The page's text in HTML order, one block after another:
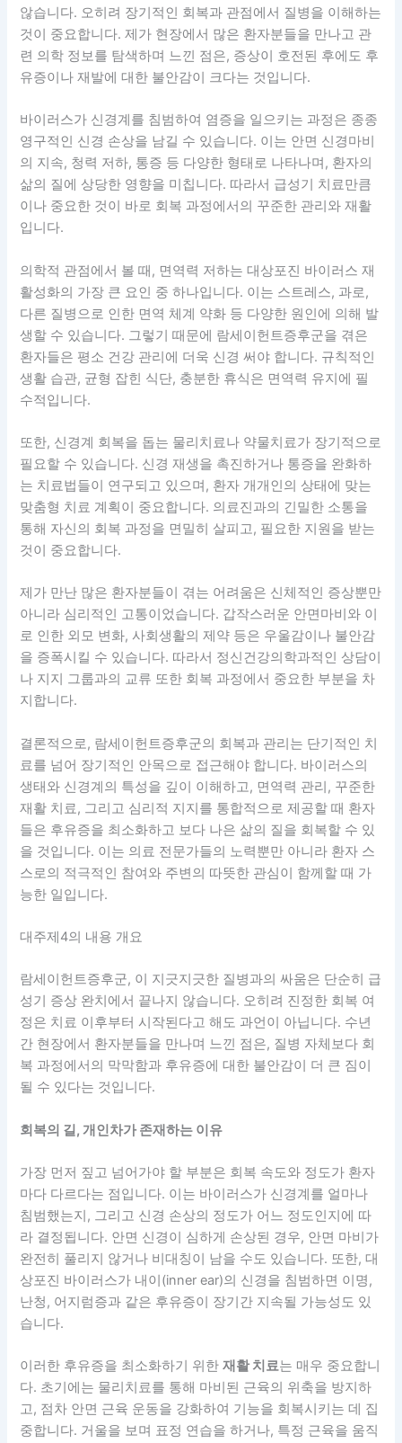
않습니다. 오히려 장기적인 회복과 관점에서 질병을 이해하는
것이 중요합니다. 제가 현장에서 많은 환자분들을 만나고 관
련 의학 정보를 탐색하며 느낀 점은, 증상이 호전된 후에도 후
유증이나 재발에 대한 불안감이 크다는 것입니다.
바이러스가 신경계를 침범하여 염증을 일으키는 과정은 종종
영구적인 신경 손상을 남길 수 있습니다. 이는 안면 신경마비
의 지속, 청력 저하, 통증 등 다양한 형태로 나타나며, 환자의
삶의 질에 상당한 영향을 미칩니다. 따라서 급성기 치료만큼
이나 중요한 것이 바로 회복 과정에서의 꾸준한 관리와 재활
입니다.
의학적 관점에서 볼 때, 면역력 저하는 대상포진 바이러스 재
활성화의 가장 큰 요인 중 하나입니다. 이는 스트레스, 과로,
다른 질병으로 인한 면역 체계 약화 등 다양한 원인에 의해 발
생할 수 있습니다. 그렇기 때문에 람세이헌트증후군을 겪은
환자들은 평소 건강 관리에 더욱 신경 써야 합니다. 규칙적인
생활 습관, 균형 잡힌 식단, 충분한 휴식은 면역력 유지에 필
수적입니다.
또한, 신경계 회복을 돕는 물리치료나 약물치료가 장기적으로
필요할 수 있습니다. 신경 재생을 촉진하거나 통증을 완화하
는 치료법들이 연구되고 있으며, 환자 개개인의 상태에 맞는
맞춤형 치료 계획이 중요합니다. 의료진과의 긴밀한 소통을
통해 자신의 회복 과정을 면밀히 살피고, 필요한 지원을 받는
것이 중요합니다.
제가 만난 많은 환자분들이 겪는 어려움은 신체적인 증상뿐만
아니라 심리적인 고통이었습니다. 갑작스러운 안면마비와 이
로 인한 외모 변화, 사회생활의 제약 등은 우울감이나 불안감
을 증폭시킬 수 있습니다. 따라서 정신건강의학과적인 상담이
나 지지 그룹과의 교류 또한 회복 과정에서 중요한 부분을 차
지합니다.
결론적으로, 람세이헌트증후군의 회복과 관리는 단기적인 치
료를 넘어 장기적인 안목으로 접근해야 합니다. 바이러스의
생태와 신경계의 특성을 깊이 이해하고, 면역력 관리, 꾸준한
재활 치료, 그리고 심리적 지지를 통합적으로 제공할 때 환자
들은 후유증을 최소화하고 보다 나은 삶의 질을 회복할 수 있
을 것입니다. 이는 의료 전문가들의 노력뿐만 아니라 환자 스
스로의 적극적인 참여와 주변의 따뜻한 관심이 함께할 때 가
능한 일입니다.
대주제4의 내용 개요
람세이헌트증후군, 이 지긋지긋한 질병과의 싸움은 단순히 급
성기 증상 완치에서 끝나지 않습니다. 오히려 진정한 회복 여
정은 치료 이후부터 시작된다고 해도 과언이 아닙니다. 수년
간 현장에서 환자분들을 만나며 느낀 점은, 질병 자체보다 회
복 과정에서의 막막함과 후유증에 대한 불안감이 더 큰 짐이
될 수 있다는 것입니다.
회복의 길, 개인차가 존재하는 이유
가장 먼저 짚고 넘어가야 할 부분은 회복 속도와 정도가 환자
마다 다르다는 점입니다. 이는 바이러스가 신경계를 얼마나
침범했는지, 그리고 신경 손상의 정도가 어느 정도인지에 따
라 결정됩니다. 안면 신경이 심하게 손상된 경우, 안면 마비가
완전히 풀리지 않거나 비대칭이 남을 수도 있습니다. 또한, 대
상포진 바이러스가 내이(inner ear)의 신경을 침범하면 이명,
난청, 어지럼증과 같은 후유증이 장기간 지속될 가능성도 있
습니다.
이러한 후유증을 최소화하기 위한재활 치료는 매우 중요합니
다. 초기에는 물리치료를 통해 마비된 근육의 위축을 방지하
고, 점차 안면 근육 운동을 강화하여 기능을 회복시키는 데 집
중합니다. 거울을 보며 표정 연습을 하거나, 특정 근육을 움직